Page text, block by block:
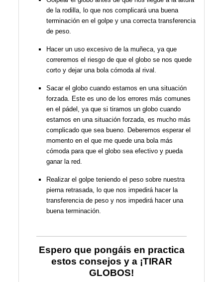
de la rodilla, lo que nos complicará una buena
terminación en el golpe y una correcta transferencia
de peso.
Hacer un uso excesivo de la muñeca, ya que
correremos el riesgo de que el globo se nos quede
corto y dejar una bola cómoda al rival.
Sacar el globo cuando estamos en una situación
forzada. Este es uno de los errores más comunes
en el pádel, ya que si tiramos un globo cuando
estamos en una situación forzada, es mucho más
complicado que sea bueno. Deberemos esperar el
momento en el que me quede una bola más
cómoda para que el globo sea efectivo y pueda
ganar la red.
Realizar el golpe teniendo el peso sobre nuestra
pierna retrasada, lo que nos impedirá hacer la
transferencia de peso y nos impedirá hacer una
buena terminación.
Espero que pongáis en practica
estos consejos y a ¡TIRAR
GLOBOS!